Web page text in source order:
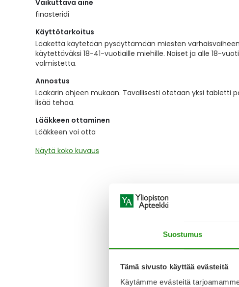
Suostumus
Tämä sivusto käyttää evästeitä
Käytämme evästeitä
the
images
Vaikuttava aine
finasteridi
Käyttötarkoitus
Lääkettä käytetään pysäyttämään miesten
käytettäväksi 18-41-vuotiaille miehille. Naiset ja alle 18-
valmistetta.
Annostus
Lääkärin ohjeen mukaan. Tavallisesti otetaan yksi tabletti
lisää tehoa.
Lääkkeen ottaminen
Lääkkeen voi otta
Näytä koko kuvaus